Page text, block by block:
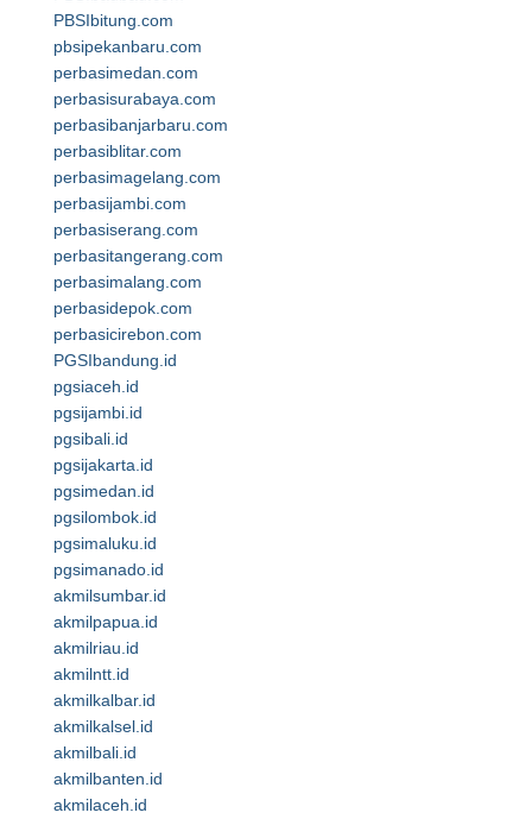
PBSIbitung.com
pbsipekanbaru.com
perbasimedan.com
perbasisurabaya.com
perbasibanjarbaru.com
perbasiblitar.com
perbasimagelang.com
perbasijambi.com
perbasiserang.com
perbasitangerang.com
perbasimalang.com
perbasidepok.com
perbasicirebon.com
PGSIbandung.id
pgsiaceh.id
pgsijambi.id
pgsibali.id
pgsijakarta.id
pgsimedan.id
pgsilombok.id
pgsimaluku.id
pgsimanado.id
akmilsumbar.id
akmilpapua.id
akmilriau.id
akmilntt.id
akmilkalbar.id
akmilkalsel.id
akmilbali.id
akmilbanten.id
akmilaceh.id